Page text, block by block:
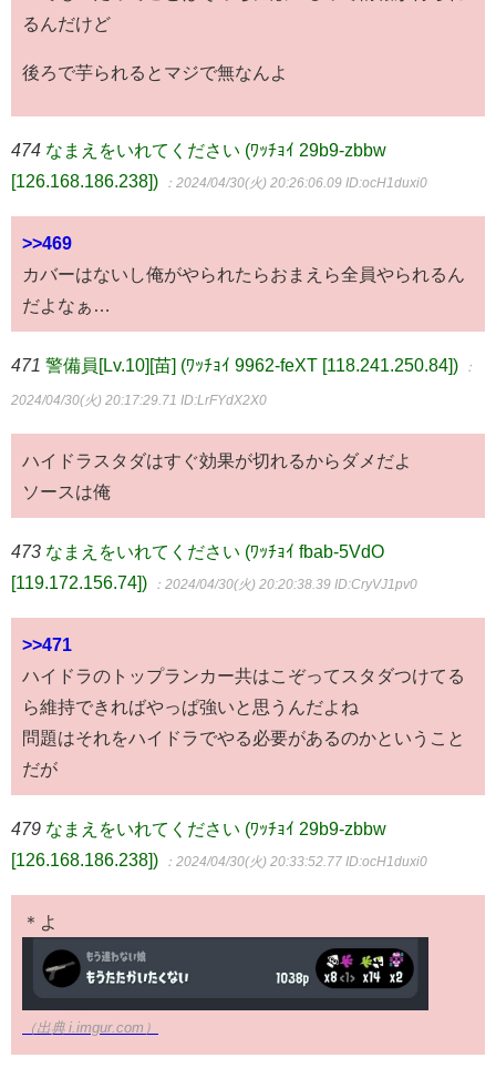
るんだけど
後ろで芋られるとマジで無なんよ
474 なまえをいれてください (ﾜｯﾁｮｲ 29b9-zbbw
[126.168.186.238])
：2024/04/30(火) 20:26:06.09 ID:ocH1duxi0
>>469
カバーはないし俺がやられたらおまえら全員やられるん
だよなぁ…
471 警備員[Lv.10][苗] (ﾜｯﾁｮｲ 9962-feXT [118.241.250.84]) ：
2024/04/30(火) 20:17:29.71 ID:LrFYdX2X0
ハイドラスタダはすぐ効果が切れるからダメだよ
ソースは俺
473 なまえをいれてください (ﾜｯﾁｮｲ fbab-5VdO
[119.172.156.74])
：2024/04/30(火) 20:20:38.39 ID:CryVJ1pv0
>>471
ハイドラのトップランカー共はこぞってスタダつけてる
ら維持できればやっぱ強いと思うんだよね
問題はそれをハイドラでやる必要があるのかということ
だが
479 なまえをいれてください (ﾜｯﾁｮｲ 29b9-zbbw
[126.168.186.238])
：2024/04/30(火) 20:33:52.77 ID:ocH1duxi0
＊よ
（出典 i.imgur.com）